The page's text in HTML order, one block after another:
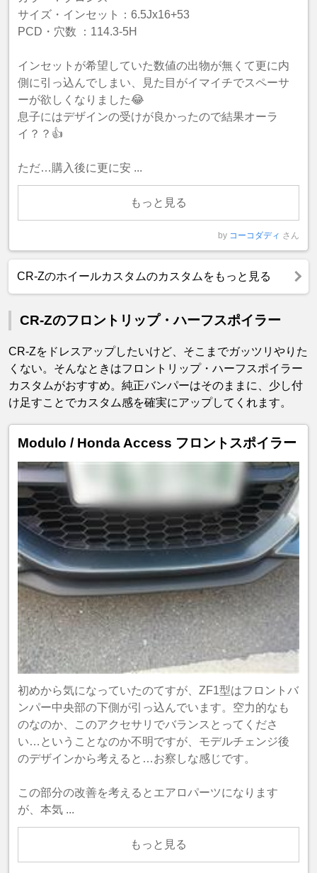
サイズ・インセット：6.5Jx16+53
PCD・穴数 ：114.3-5H
インセットが希望していた数値の出物が無くて更に内
側に引っ込んでしまい、見た目がイマイチでスペーサ
ーが欲しくなりました😂
息子にはデザインの受けが良かったので結果オーラ
イ？？👍
ただ…購入後に更に安 ...
もっと見る
by コーコダディ さん
CR-Zのホイールカスタムのカスタムをもっと見る
CR-Zのフロントリップ・ハーフスポイラー
CR-Zをドレスアップしたいけど、そこまでガッツリやりた
くない。そんなときはフロントリップ・ハーフスポイラー
カスタムがおすすめ。純正バンパーはそのままに、少し付
け足すことでカスタム感を確実にアップしてくれます。
Modulo / Honda Access フロントスポイラー
初めから気になっていたのてすが、ZF1型はフロントバ
ンパー中央部の下側が引っ込んでいます。空力的なも
のなのか、このアクセサリでバランスとってくださ
い…ということなのか不明ですが、モデルチェンジ後
のデザインから考えると…お察しな感じです。
この部分の改善を考えるとエアロパーツになります
が、本気 ...
もっと見る